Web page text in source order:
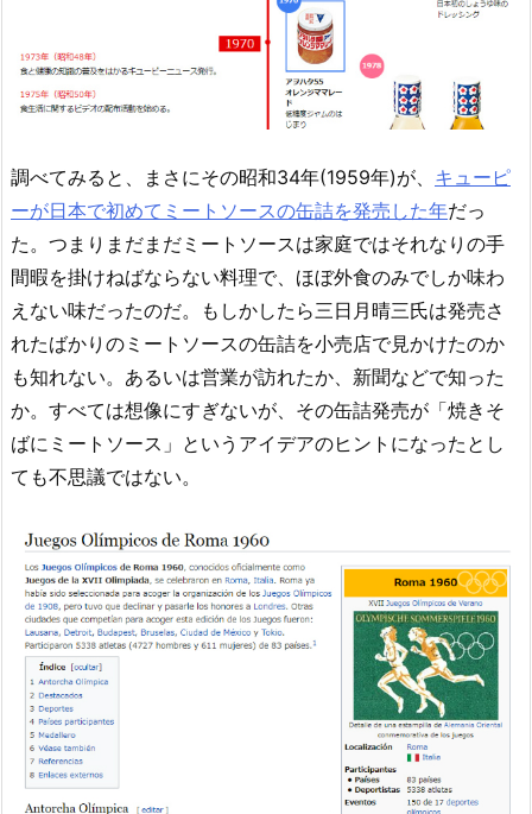
調べてみると、まさにその昭和34年(1959年)が、 キューピ
ーが日本で初めてミートソースの缶詰を発売した年だっ
た。つまりまだまだミートソースは家庭ではそれなりの手
間暇を掛けねばならない料理で、ほぼ外食のみでしか味わ
えない味だったのだ。もしかしたら三日月晴三氏は発売さ
れたばかりのミートソースの缶詰を小売店で見かけたのか
も知れない。あるいは営業が訪れたか、新聞などで知った
か。すべては想像にすぎないが、その缶詰発売が「焼きそ
ばにミートソース」というアイデアのヒントになったとし
ても不思議ではない。